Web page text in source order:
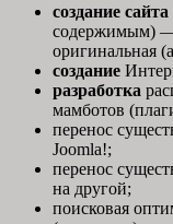
создание сайта
содержимым) —
оригинальная
создание
разработка
мамботов
перенос
Joomla!;
перенос
на другой;
поисковая